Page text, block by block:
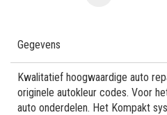
Gegevens
Kwalitatief hoogwaardige auto
originele autokleur codes. Voor
auto onderdelen. Het Kompakt